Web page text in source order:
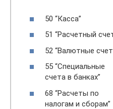
50 “Касса”
51 “Расчетный
52 “Валютные
55 “Специальные
счета в банках”
68 “Расчеты по
налогам и сборам”